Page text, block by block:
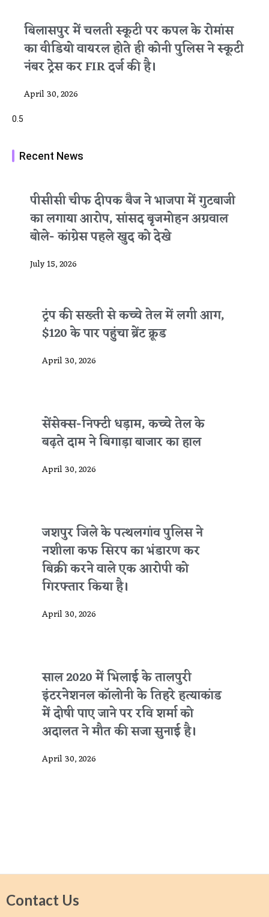
बिलासपुर में चलती स्कूटी पर कपल के रोमांस
का वीडियो वायरल होते ही कोनी पुलिस ने स्कूटी
नंबर ट्रेस कर FIR दर्ज की है।
April 30, 2026
Recent News
पीसीसी चीफ दीपक बैज ने भाजपा में गुटबाजी
का लगाया आरोप, सांसद बृजमोहन अग्रवाल
बोले- कांग्रेस पहले खुद को देखे
July 15, 2026
ट्रंप की सख्ती से कच्चे तेल में लगी आग,
$120 के पार पहुंचा ब्रेंट क्रूड
April 30, 2026
सेंसेक्स-निफ्टी धड़ाम, कच्चे तेल के
बढ़ते दाम ने बिगाड़ा बाजार का हाल
April 30, 2026
जशपुर जिले के पत्थलगांव पुलिस ने
नशीला कफ सिरप का भंडारण कर
बिक्री करने वाले एक आरोपी को
गिरफ्तार किया है।
April 30, 2026
साल 2020 में भिलाई के तालपुरी
इंटरनेशनल कॉलोनी के तिहरे हत्याकांड
में दोषी पाए जाने पर रवि शर्मा को
अदालत ने मौत की सजा सुनाई है।
April 30, 2026
Contact Us